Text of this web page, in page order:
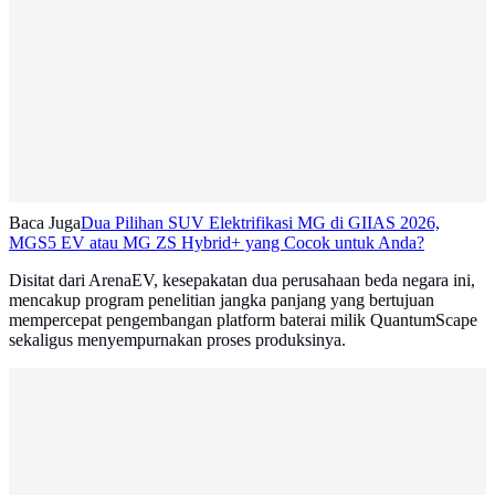
Baca JugaDua Pilihan SUV Elektrifikasi MG di GIIAS 2026,
MGS5 EV atau MG ZS Hybrid+ yang Cocok untuk Anda?
Disitat dari ArenaEV, kesepakatan dua perusahaan beda negara ini,
mencakup program penelitian jangka panjang yang bertujuan
mempercepat pengembangan platform baterai milik QuantumScape
sekaligus menyempurnakan proses produksinya.